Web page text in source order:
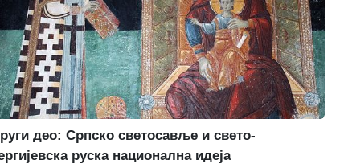
део: Српско светосавље и свето-
руска национална идеја